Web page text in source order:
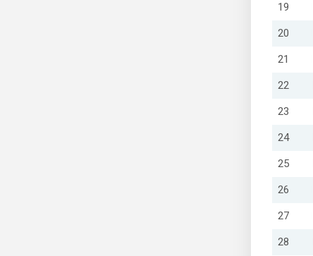
19
20
21
22
23
24
25
26
27
28